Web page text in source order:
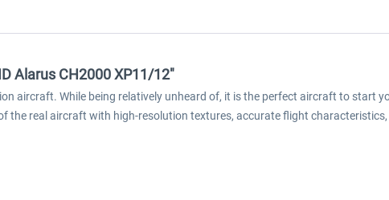
Alarus CH2000 XP11/12"
aircraft. While being relatively unheard of, it is the perfect aircraft to start
the real aircraft with high-resolution textures, accurate flight